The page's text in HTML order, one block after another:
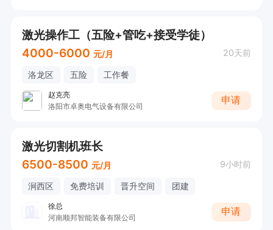
激光操作工（五险+管吃+接受学徒）
4000-6000 元/月 20天前
洛龙区 五险 工作餐
赵克亮
洛阳市卓奥电气设备有限公司
申请
激光切割机班长
6500-8500 元/月 9小时前
涧西区 免费培训 晋升空间 团建
徐总
河南顺邦智能装备有限公司
申请